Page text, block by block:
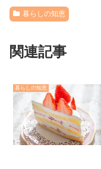
暮らしの知恵
関連記事
暮らしの知恵